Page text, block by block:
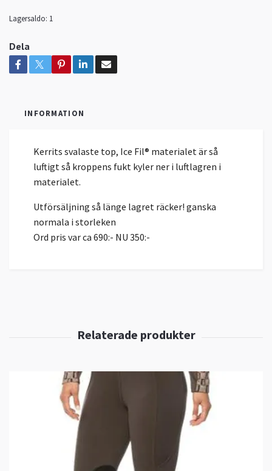
Lagersaldo: 1
Dela
INFORMATION
Kerrits svalaste top, Ice Fil® materialet är så
luftigt så kroppens fukt kyler ner i luftlagren i
materialet.
Utförsäljning så länge lagret räcker! ganska
normala i storleken
Ord pris var ca 690:- NU 350:-